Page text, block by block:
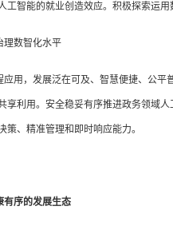
工智能的就业创造效应。积极探索运
数智化水平
应用，发展泛在可及、智慧便捷、公
享利用。安全稳妥有序推进政务领域
策、精准管理和即时响应能力。
序的发展生态